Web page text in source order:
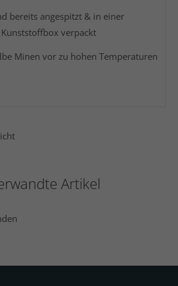
bereits angespitzt & in einer
verpackt
Minen vor zu hohen Temperaturen
Artikel